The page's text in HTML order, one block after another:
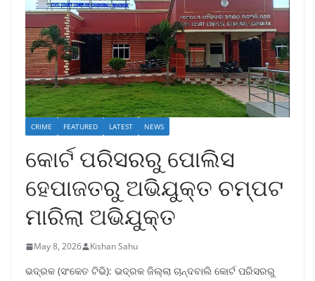
CRIME FEATURED LATEST NEWS
କୋର୍ଟ ପରିସରରୁ ପୋଲିସ
ହେପାଜତରୁ ଅଭିଯୁକ୍ତ ଚମ୍ପଟ
ମାରିଲା ଅଭିଯୁକ୍ତ
May 8, 2026 Kishan Sahu
ଭଦ୍ରକ (ସଂକେତ ଟିଭି): ଭଦ୍ରକ ଜିଲ୍ଲା ଚାନ୍ଦବାଲି କୋର୍ଟ ପରିସରରୁ